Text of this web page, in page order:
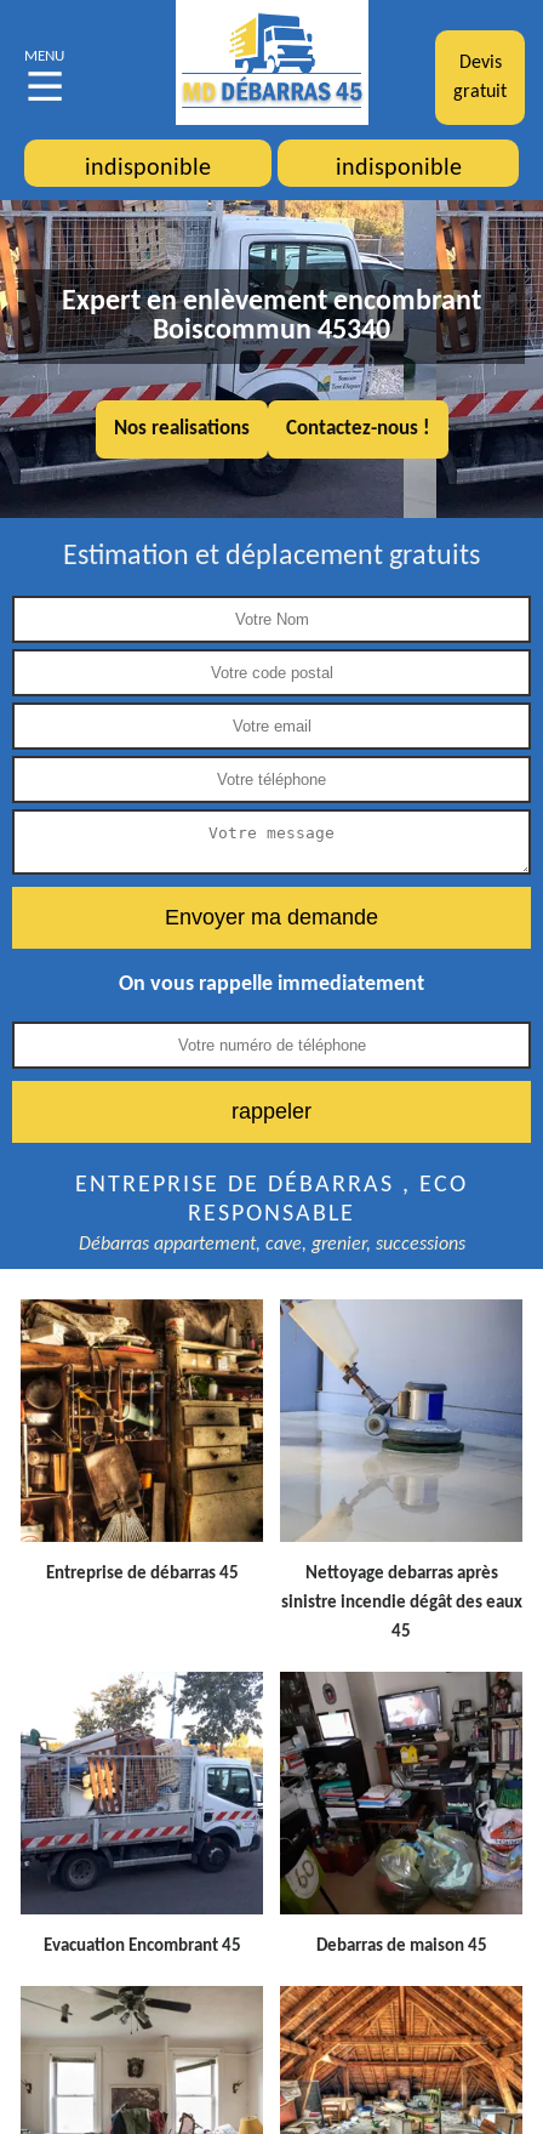
MENU
Devis
gratuit
indisponible indisponible
Expert en enlèvement encombrant
Boiscommun 45340
Nos realisations Contactez-nous !
Estimation et déplacement gratuits
On vous rappelle immediatement
ENTREPRISE DE DÉBARRAS , ECO
RESPONSABLE
Débarras appartement, cave, grenier, successions
Entreprise de débarras 45
Nettoyage debarras après
sinistre incendie dégât des eaux
45
Evacuation Encombrant 45 Debarras de maison 45